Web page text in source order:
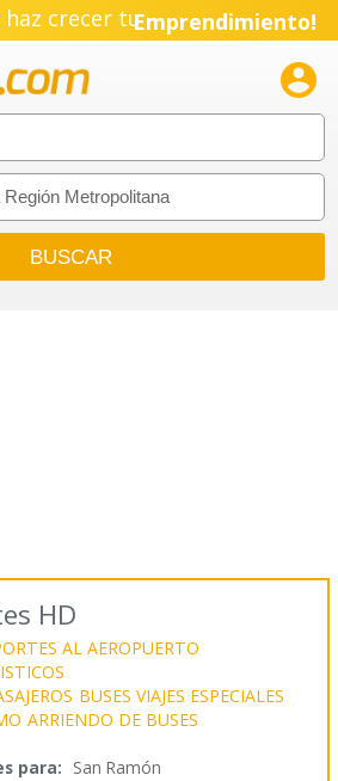
crecer tuEmprendimiento!

HD
AL AEROPUERTO
BUSES VIAJES ESPECIALES
ARRIENDO DE BUSES
para: San Ramón